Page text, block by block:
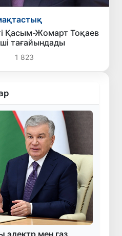
Қасым-Жомарт Тоқаев
тағайындады
1 823